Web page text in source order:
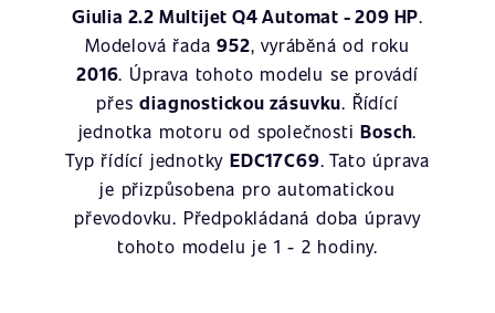
Giulia 2.2 Multijet Q4 Automat - 209 HP.
Modelová řada952, vyráběná od roku
2016. Úprava tohoto modelu se provádí
přesdiagnostickou zásuvku. Řídící
jednotka motoru od společnostiBosch.
Typ řídící jednotkyEDC17C69. Tato úprava
je přizpůsobena pro automatickou
převodovku. Předpokládaná doba úpravy
tohoto modelu je 1 - 2 hodiny.